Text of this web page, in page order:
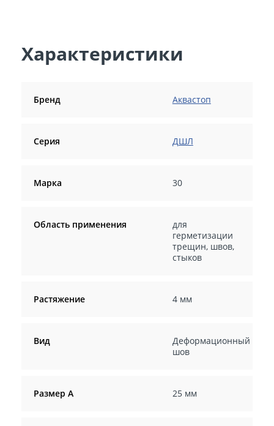
Характеристики
Бренд Аквастоп
Серия ДШЛ
Марка 30
Область применения
для
герметизации
трещин, швов,
стыков
Растяжение 4 мм
Вид
Деформационный
шов
Размер А 25 мм